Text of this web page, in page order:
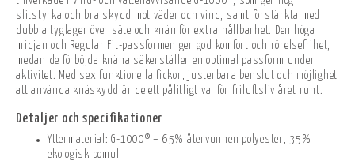
slitstyrka och bra skydd mot väder och vind, samt förstärkta med
dubbla tyglager över säte och knän för extra hållbarhet. Den höga
midjan och Regular Fit-passformen ger god komfort och rörelsefrihet,
medan de förböjda knäna säkerställer en optimal passform under
aktivitet. Med sex funktionella fickor, justerbara benslut och möjlighet
att använda knäskydd är de ett pålitligt val för friluftsliv året runt.
Detaljer och specifikationer
Yttermaterial: G-1000® – 65% återvunnen polyester, 35%
ekologisk bomull